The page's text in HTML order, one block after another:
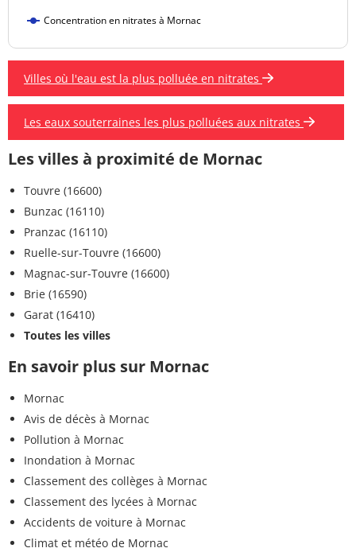
Concentration en nitrates à Mornac
Villes où l'eau est la plus polluée en nitrates
Les eaux souterraines les plus polluées aux nitrates
Les villes à proximité de Mornac
Touvre (16600)
Bunzac (16110)
Pranzac (16110)
Ruelle-sur-Touvre (16600)
Magnac-sur-Touvre (16600)
Brie (16590)
Garat (16410)
Toutes les villes
En savoir plus sur Mornac
Mornac
Avis de décès à Mornac
Pollution à Mornac
Inondation à Mornac
Classement des collèges à Mornac
Classement des lycées à Mornac
Accidents de voiture à Mornac
Climat et météo de Mornac